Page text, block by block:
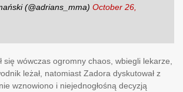
(@adrians_mma) October 26,
się wówczas ogromny chaos, wbiegli lekarze,
leżał, natomiast Zadora dyskutował z
wznowiono i niejednogłośną decyzją